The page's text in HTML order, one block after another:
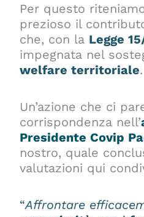
Per questo
prezioso il
che, con la Legge
impegnata nel
welfare territoriale.
Un’azione che ci
corrispondenza nell’
Presidente Covip
nostro, quale
valutazioni qui
“Affrontare